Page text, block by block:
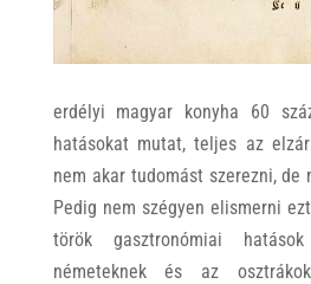
erdélyi magyar konyha 60
hatásokat mutat, teljes az
nem akar tudomást szerezni, de
Pedig nem szégyen elismerni
török gasztronómiai
németeknek és az